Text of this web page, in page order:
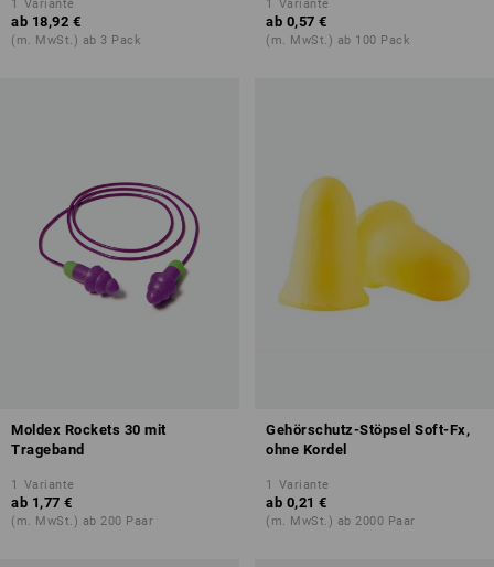
1 Variante
ab 18,92 €
(m. MwSt.) ab 3 Pack
1 Variante
ab 0,57 €
(m. MwSt.) ab 100 Pack
Moldex Rockets 30 mit
Trageband
1 Variante
ab 1,77 €
(m. MwSt.) ab 200 Paar
Gehörschutz-Stöpsel Soft-Fx,
ohne Kordel
1 Variante
ab 0,21 €
(m. MwSt.) ab 2000 Paar